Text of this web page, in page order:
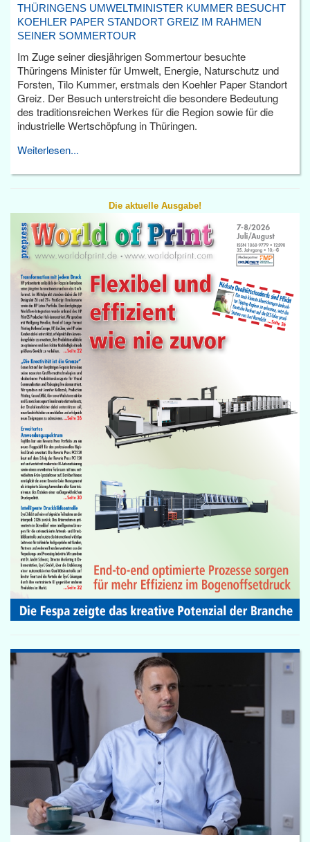
THÜRINGENS UMWELTMINISTER KUMMER BESUCHT
KOEHLER PAPER STANDORT GREIZ IM RAHMEN
SEINER SOMMERTOUR
Im Zuge seiner diesjährigen Sommertour besuchte
Thüringens Minister für Umwelt, Energie, Naturschutz und
Forsten, Tilo Kummer, erstmals den Koehler Paper Standort
Greiz. Der Besuch unterstreicht die besondere Bedeutung
des traditionsreichen Werkes für die Region sowie für die
industrielle Wertschöpfung in Thüringen.
Weiterlesen...
Die aktuelle Ausgabe!